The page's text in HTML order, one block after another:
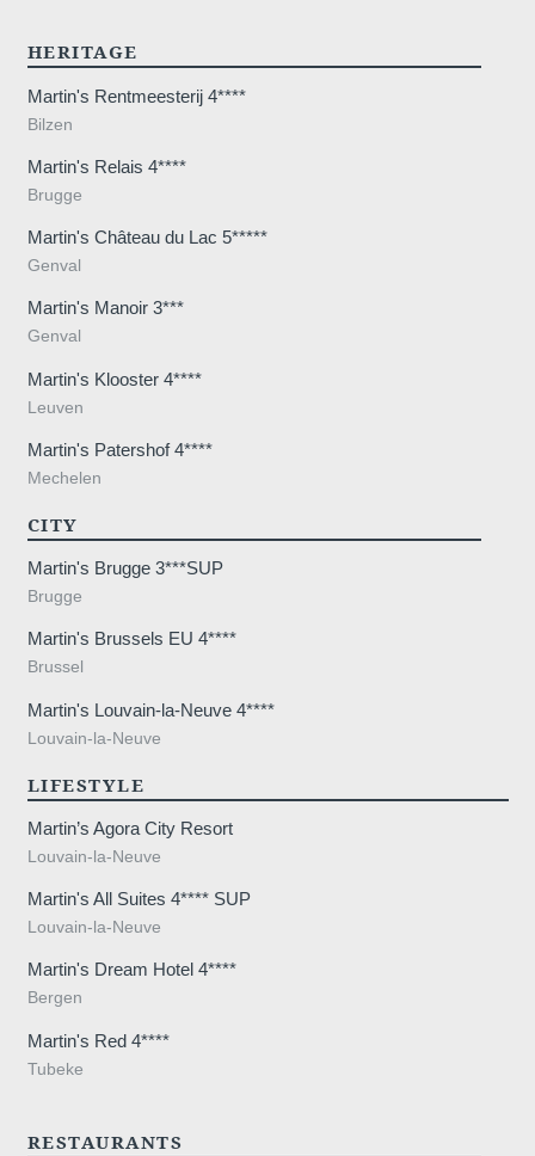
HERITAGE
Martin's Rentmeesterij 4****
Bilzen
Martin's Relais 4****
Brugge
Martin's Château du Lac 5*****
Genval
Martin's Manoir 3***
Genval
Martin's Klooster 4****
Leuven
Martin's Patershof 4****
Mechelen
CITY
Martin's Brugge 3***SUP
Brugge
Martin's Brussels EU 4****
Brussel
Martin's Louvain-la-Neuve 4****
Louvain-la-Neuve
LIFESTYLE
Martin’s Agora City Resort
Louvain-la-Neuve
Martin's All Suites 4**** SUP
Louvain-la-Neuve
Martin's Dream Hotel 4****
Bergen
Martin's Red 4****
Tubeke
RESTAURANTS